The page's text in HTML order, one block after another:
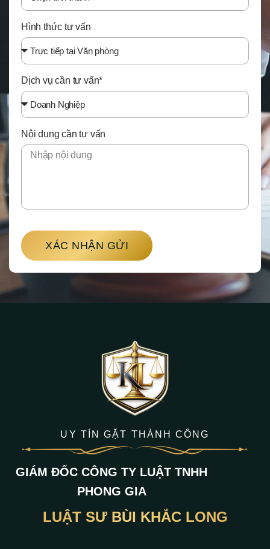
Hình thức tư vấn
Dịch vụ cần tư vấn*
Nội dung cần tư vấn
XÁC NHẬN GỬI
UY TÍN GẶT THÀNH CÔNG
GIÁM ĐỐC CÔNG TY LUẬT TNHH
PHONG GIA
LUẬT SƯ BÙI KHẮC LONG